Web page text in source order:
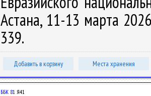
Астана, 11-13 марта
339.
Добавить в корзину Места хранения
ББК 81 Я41